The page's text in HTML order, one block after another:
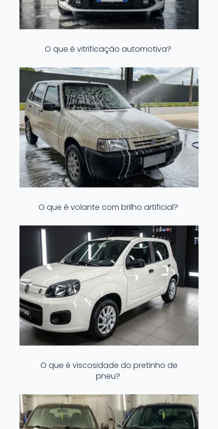
O que é vitrificação automotiva?
O que é volante com brilho artificial?
O que é viscosidade do pretinho de
pneu?